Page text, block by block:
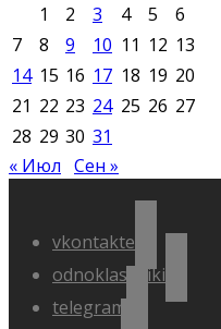
1
2 3 4 5
6
7
8 9 10 11 12 13
14 15 16 17 18 19 20
21 22 23 24 25 26 27
28 29 30 31
« Июл Сен »
vkontakte
odnoklassniki
telegram